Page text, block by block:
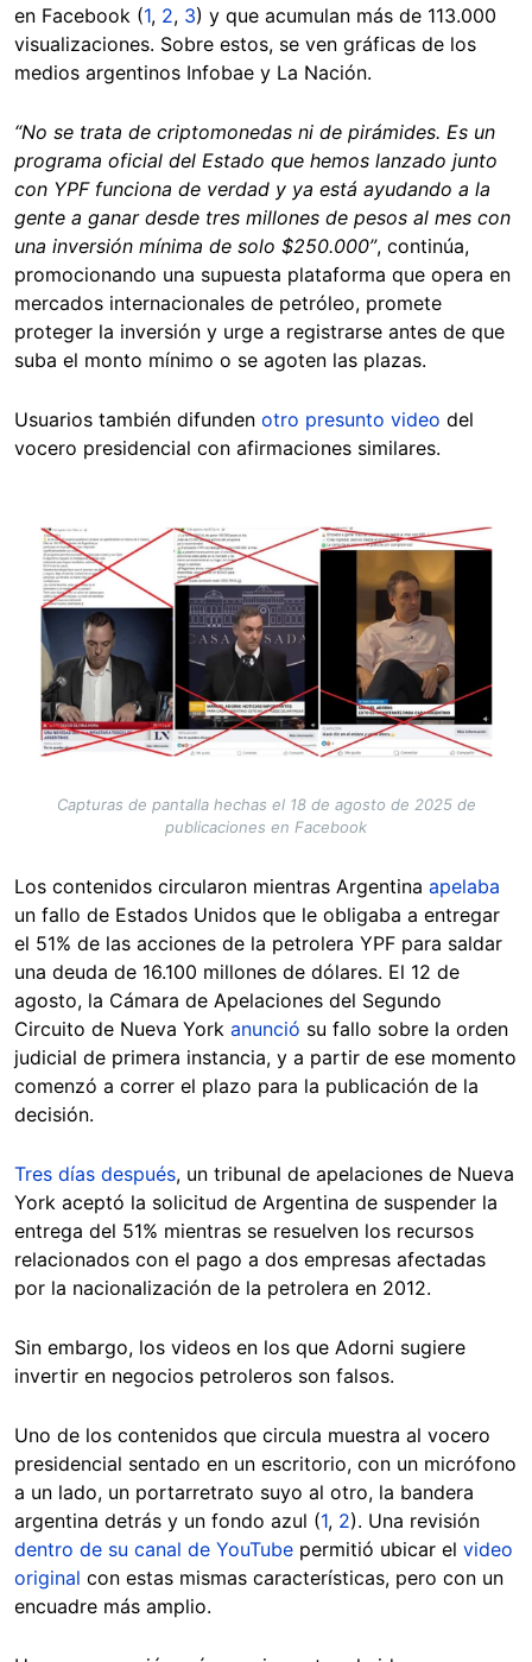
en Facebook (1, 2, 3) y que acumulan más de 113.000
visualizaciones. Sobre estos, se ven gráficas de los
medios argentinos Infobae y La Nación.
“No se trata de criptomonedas ni de pirámides. Es un
programa oficial del Estado que hemos lanzado junto
con YPF funciona de verdad y ya está ayudando a la
gente a ganar desde tres millones de pesos al mes con
una inversión mínima de solo $250.000”, continúa,
promocionando una supuesta plataforma que opera en
mercados internacionales de petróleo, promete
proteger la inversión y urge a registrarse antes de que
suba el monto mínimo o se agoten las plazas.
Usuarios también difunden otro presunto video del
vocero presidencial con afirmaciones similares.
Image
Capturas de pantalla hechas el 18 de agosto de 2025 de
publicaciones en Facebook
Los contenidos circularon mientras Argentina apelaba
un fallo de Estados Unidos que le obligaba a entregar
el 51% de las acciones de la petrolera YPF para saldar
una deuda de 16.100 millones de dólares. El 12 de
agosto, la Cámara de Apelaciones del Segundo
Circuito de Nueva York anunció su fallo sobre la orden
judicial de primera instancia, y a partir de ese momento
comenzó a correr el plazo para la publicación de la
decisión.
Tres días después, un tribunal de apelaciones de Nueva
York aceptó la solicitud de Argentina de suspender la
entrega del 51% mientras se resuelven los recursos
relacionados con el pago a dos empresas afectadas
por la nacionalización de la petrolera en 2012.
Sin embargo, los videos en los que Adorni sugiere
invertir en negocios petroleros son falsos.
Uno de los contenidos que circula muestra al vocero
presidencial sentado en un escritorio, con un micrófono
a un lado, un portarretrato suyo al otro, la bandera
argentina detrás y un fondo azul (1, 2). Una revisión
dentro de su canal de YouTube permitió ubicar el video
original con estas mismas características, pero con un
encuadre más amplio.